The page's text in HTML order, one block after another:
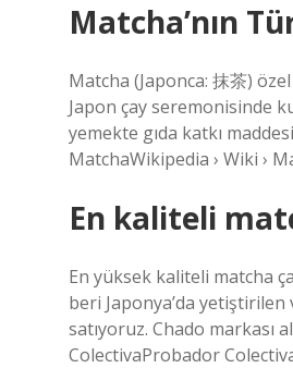
Matcha’nın
Matcha (Japonca: 抹茶)
Japon çay seremonisinde
yemekte gıda katkı
MatchaWikipedia › Wiki ›
En kaliteli
En yüksek kaliteli matcha
beri Japonya’da
satıyoruz. Chado markası
ColectivaProbador